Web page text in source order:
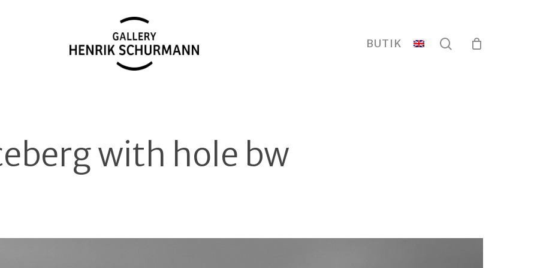
BUTIK search
with hole bw